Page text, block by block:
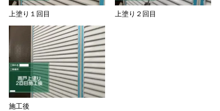
上塗り１回目 上塗り２回目
施工後